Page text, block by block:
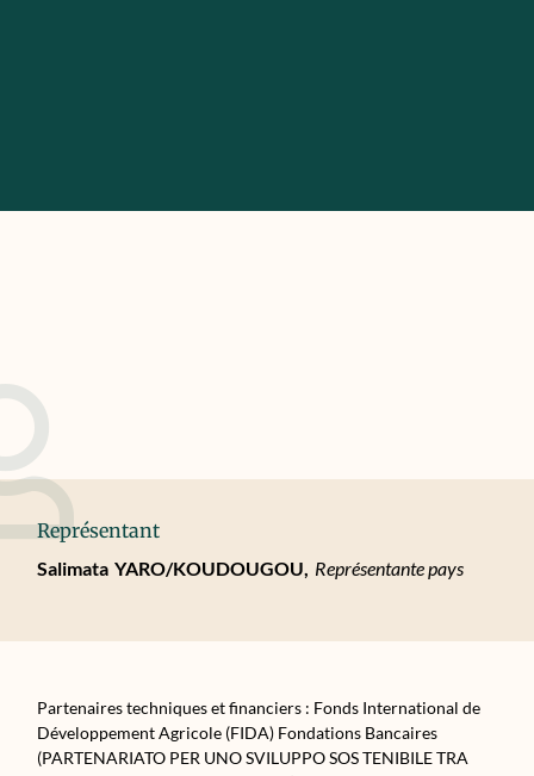
Représentant
Salimata YARO/KOUDOUGOU, Représentante pays
Partenaires techniques et financiers : Fonds International de
Développement Agricole (FIDA) Fondations Bancaires
(PARTENARIATO PER UNO SVILUPPO SOS TENIBILE TRA